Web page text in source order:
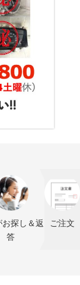
お探し＆返
答
ご注文